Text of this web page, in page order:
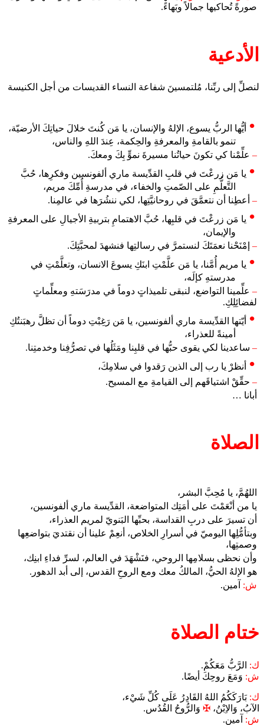
صورةً تُحاكيها جمالاً وبَهاءً.
الأدعية
لنصلِّ إلى ربِّنا، مُلتمسينَ شفاعة النساء القديسات من أجل الكنيسة
أيُّها الربُّ يسوع، الإلهُ والإنسان، يا مَن كُنتَ خلالَ حياتِكَ الأرضيّة،
تنمو بالقامةِ والمعرفةِ والحِكمة، عِندَ اللهِ والناس،
– علِّمْنا كي تكونَ حياتُنا مسيرةَ نموٍّ بِكَ ومعكَ.
يا مَن زرعْتَ في قلبِ القدِّيسة ماري ألفونسين وفكرِها، حُبَّ
التَّعلُّمِ على الصّمتِ والخفاء، في مدرسةِ أُمِّكَ مريم،
– أعطِنا أن نتعمَّقَ في روحانيَّتِها، لكي ننشُرَها في عالمِنا.
يا مَن زرعْتَ في قلبِها، حُبَّ الاهتمامِ بتربيةِ الأجيالِ على المعرفةِ
والإيمان،
– إمْنَحْنا نعمَتَكَ لنستمرَّ في رسالتِها فنشهدَ لمحبَّتِكَ.
يا مريم أُمَّنا، يا مَن علَّمْتِ ابنَكِ يسوعَ الانسان، وتعلَّمْتِ في
مدرستهِ كإلَه،
– علِّمينا التواضع، لنبقى تلميذاتٍ دوماً في مدرَسَتهِ ومعلِّماتٍ
لفضائِلِكِ.
أيّتها القدِّيسة ماري ألفونسين، يا مَن رَغِبْتِ دوماً أن تظلَّ رهبَنتُكِ
أمينةً للعذراء،
– ساعدينا لكي يقوى حبُّها في قلبِنا ومَثَلُها في تصرُّفِنا وخدمتِنا.
أنظرْ يا رب إلى الذين رَقدوا في سلامِكَ،
– حقِّقْ اشتياقَهم إلى القيامةِ مع المسيح.
أبانا …
الصلاة
اللهُمَّ، يا مُحِبَّ البشر،
يا من أنْعَمْتَ على أمَتِك المتواضعة، القدِّيسة ماري ألفونسين،
أن تسيرَ على دربِ القداسة، بحبِّها البَنويّ لمريم العذراء،
وبتأمُّلِها اليوميّ في أسرارِ الخلاص، أنعِمْ علينا أن نقتديَ بتواضعِها
وصمتِها،
وأن نحظى بسلامِها الروحي، فنَشْهَدَ في العالم، لسرِّ فداءِ ابنِك،
هو الإلهُ الحيُّ، المالكُ معك ومع الروحِ القدس، إلى أبد الدهور.
ش: آمين.
ختام الصلاة
ك: الرَّبُّ مَعَكُمْ.
ش: وَمَعَ روحِكَ أيضًا.
ك: بَارَكَكُمُ اللهُ القَادِرُ عَلَى كُلِّ شَيْء،
الآبُ، وَالاِبْنُ، ✠ وَالرُّوحُ القُدُس.
ش: آمين.